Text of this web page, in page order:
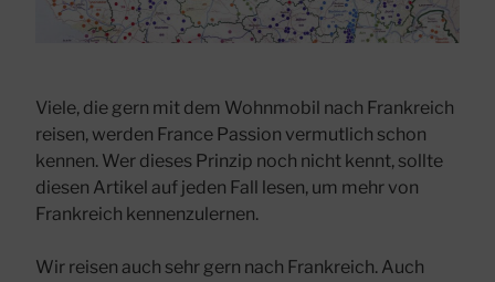
Viele, die gern mit dem Wohnmobil nach Frankreich
reisen, werden France Passion vermutlich schon
kennen. Wer dieses Prinzip noch nicht kennt, sollte
diesen Artikel auf jeden Fall lesen, um mehr von
Frankreich kennenzulernen.
Wir reisen auch sehr gern nach Frankreich. Auch